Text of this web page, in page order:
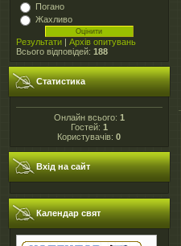
Погано
Жахливо
Результати | Архів опитувань
Всього відповідей: 188
Статистика
Онлайн всього: 1
Гостей: 1
Користувачів:0
Вхід на сайт
Календар свят